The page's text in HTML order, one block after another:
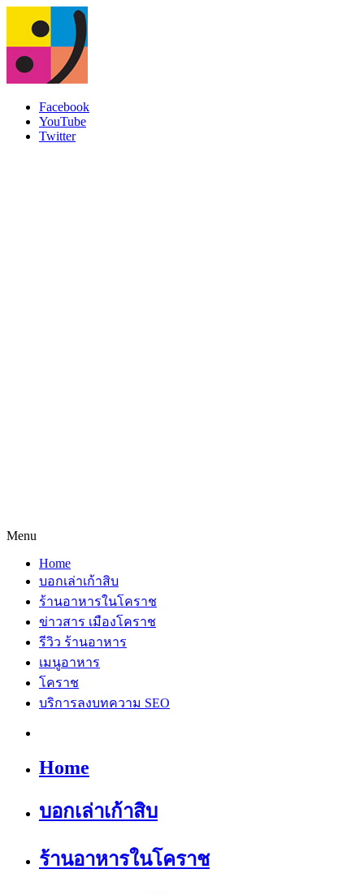
Facebook
YouTube
Twitter
Menu
Home
บอกเล่าเก้าสิบ
ร้านอาหารในโคราช
ข่าวสาร เมืองโคราช
รีวิว ร้านอาหาร
เมนูอาหาร
โคราช
บริการลงบทความ SEO
Home
บอกเล่าเก้าสิบ
ร้านอาหารในโคราช